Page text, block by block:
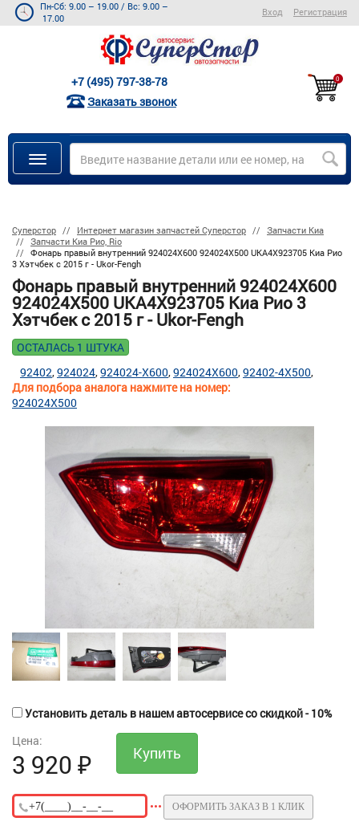
Пн-Сб: 9.00 – 19.00 / Вс: 9.00 –
17.00
Вход Регистрация
+7 (495) 797-38-78
Заказать звонок
0
Суперстор Интернет магазин запчастей Суперстор
Запчасти Киа
Запчасти Киа Рио, Rio
Фонарь правый внутренний 924024X600 924024X500 UKA4X923705 Киа Рио
3 Хэтчбек с 2015 г - Ukor-Fengh
Фонарь правый внутренний 924024X600
924024X500 UKA4X923705 Киа Рио 3
Хэтчбек с 2015 г - Ukor-Fengh
ОСТАЛАСЬ 1 ШТУКА
Для подбора аналога нажмите на номер:
92402 924024 924024-X600 924024X600 92402-4X500
924024X500
Установить деталь в нашем автосервисе со скидкой - 10%
Цена:
3 920 ₽
ОФОРМИТЬ ЗАКАЗ В 1 КЛИК